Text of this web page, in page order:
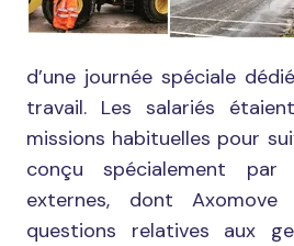
d’une journée spéciale
travail. Les salariés
missions habituelles pour
conçu spécialement par
externes, dont
questions relatives aux